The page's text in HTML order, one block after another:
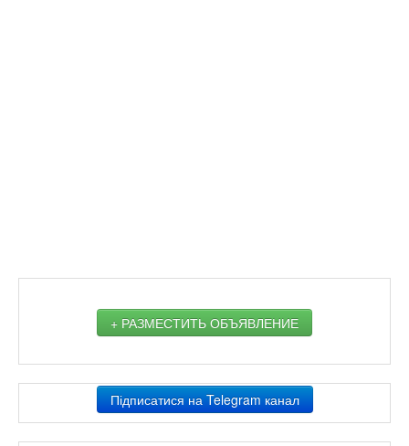
+ РАЗМЕСТИТЬ ОБЪЯВЛЕНИЕ
Підписатися на Telegram канал